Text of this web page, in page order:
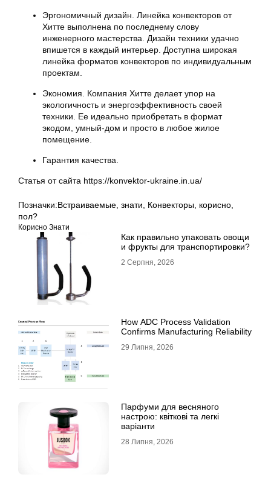
Эргономичный дизайн. Линейка конвекторов от
Хитте выполнена по последнему слову
инженерного мастерства. Дизайн техники удачно
впишется в каждый интерьер. Доступна широкая
линейка форматов конвекторов по индивидуальным
проектам.
Экономия. Компания Хитте делает упор на
экологичность и энергоэффективность своей
техники. Ее идеально приобретать в формат
экодом, умный-дом и просто в любое жилое
помещение.
Гарантия качества.
Статья от сайта https://konvektor-ukraine.in.ua/
Позначки:Встраиваемые знати Конвекторы корисно
пол?
Корисно Знати
Как правильно упаковать овощи
и фрукты для транспортировки?
2 Серпня, 2026
How ADC Process Validation
Confirms Manufacturing Reliability
29 Липня, 2026
Парфуми для весняного
настрою: квіткові та легкі
варіанти
28 Липня, 2026